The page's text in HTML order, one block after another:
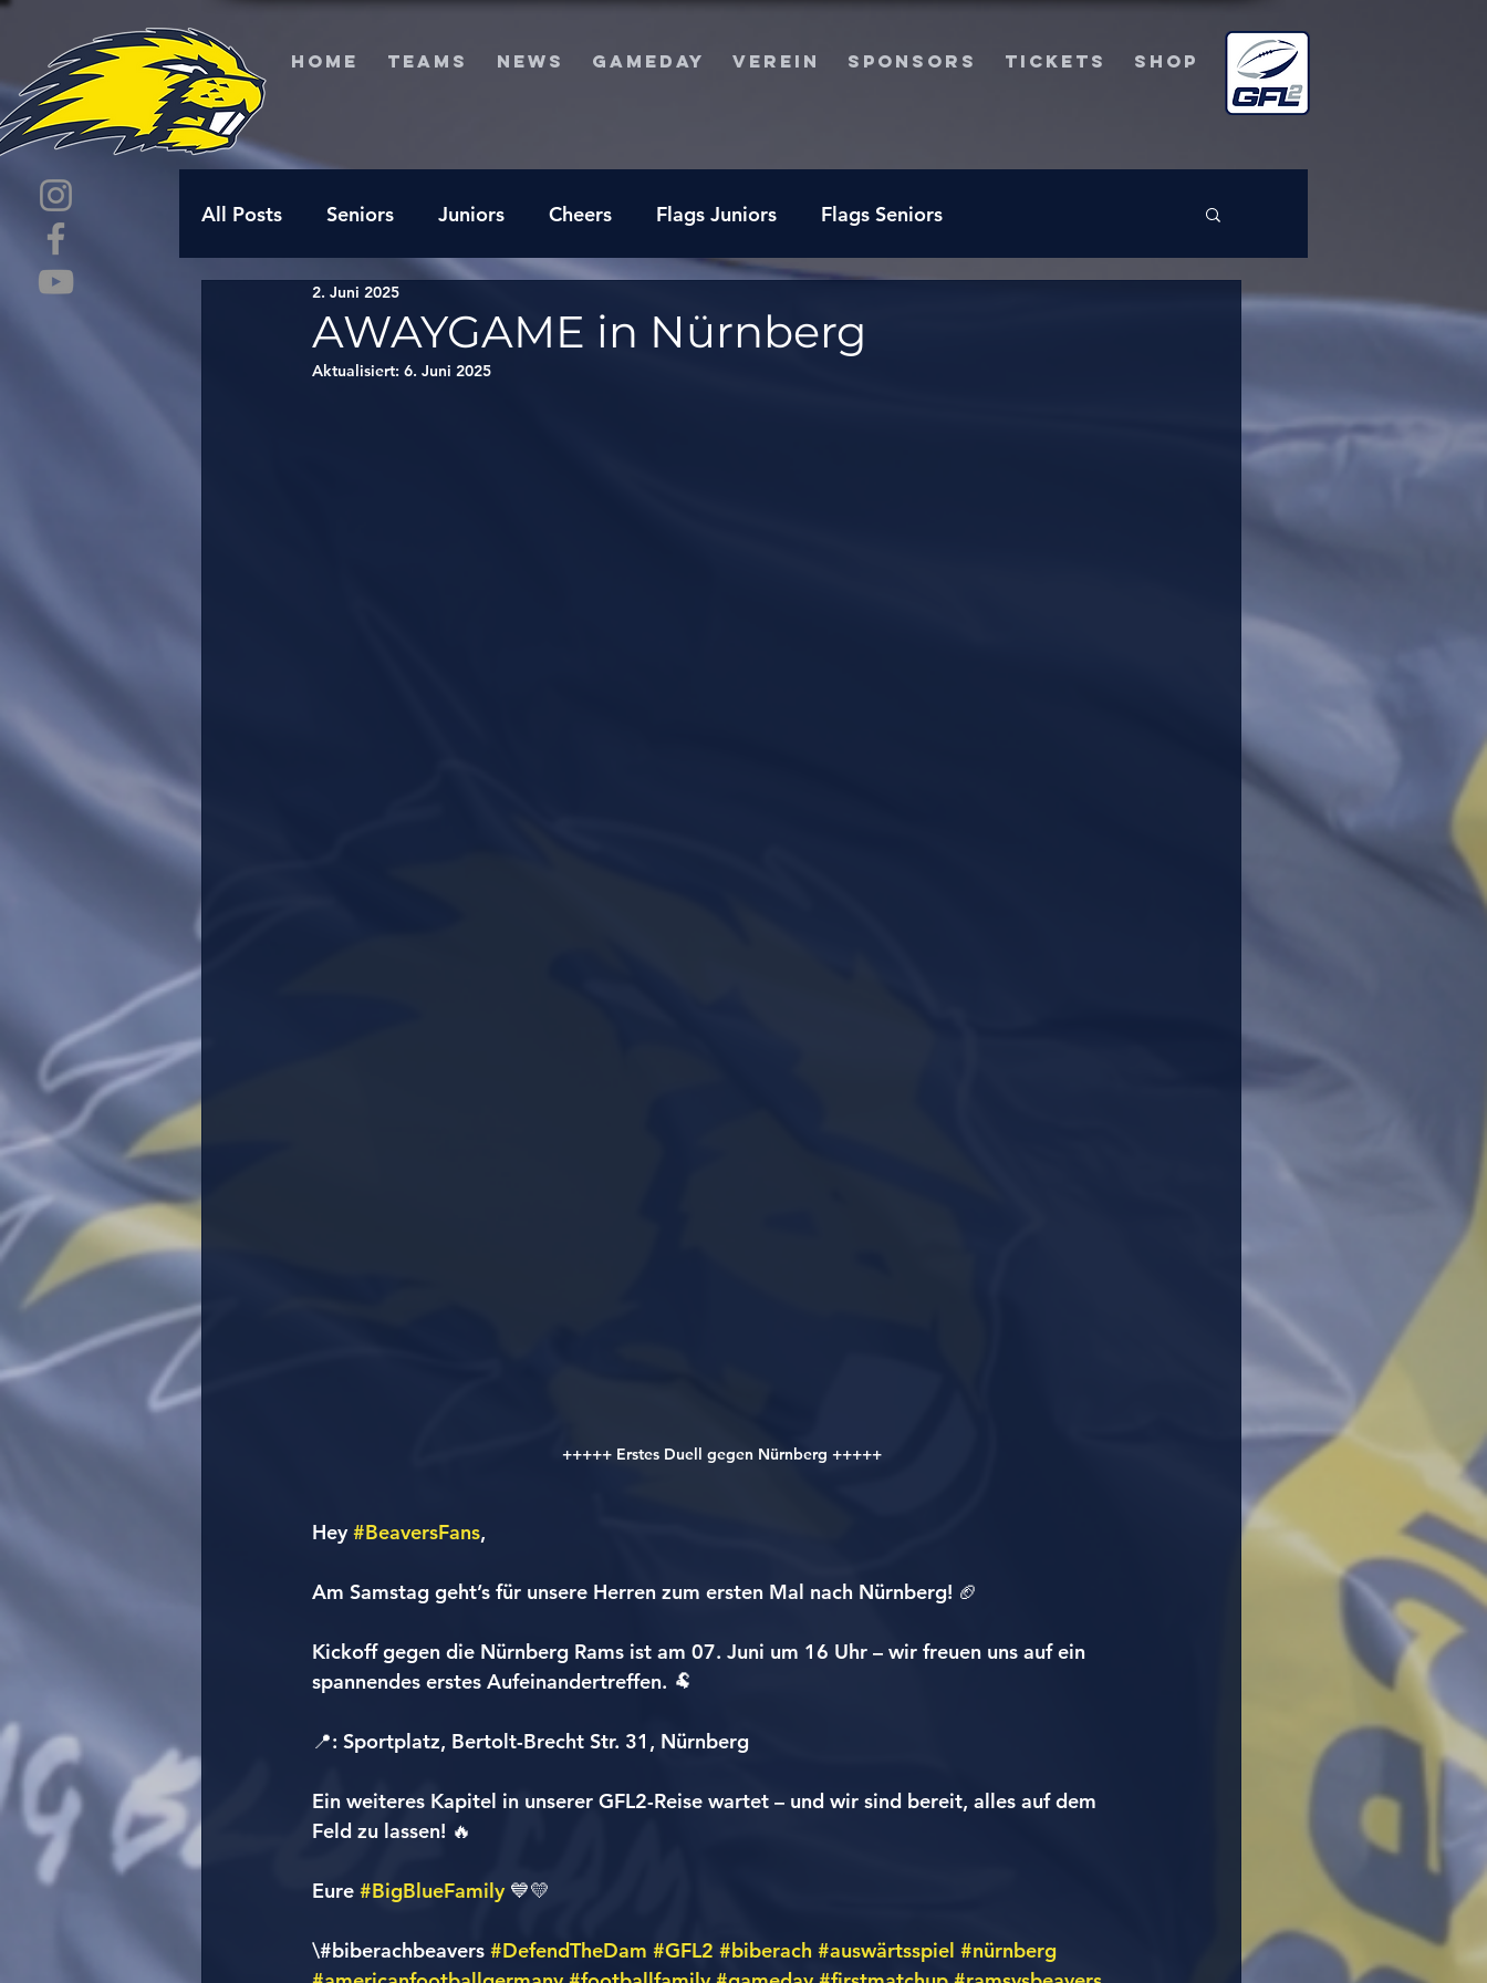
HOME TEAMS NEWS GAMEDAY VEREIN SPONSORS TICKETS SHOP
All Posts Seniors Juniors Cheers Flags Juniors Flags Seniors
AWAYGAME in Nürnberg
2. Juni 2025
Aktualisiert: 6. Juni 2025
+++++ Erstes Duell gegen Nürnberg +++++
Hey #BeaversFans,
Am Samstag geht’s für unsere Herren zum ersten Mal nach Nürnberg! 🏈
Kickoff gegen die Nürnberg Rams ist am 07. Juni um 16 Uhr – wir freuen uns auf ein
spannendes erstes Aufeinandertreffen. 🐏
📍: Sportplatz, Bertolt-Brecht Str. 31, Nürnberg
Ein weiteres Kapitel in unserer GFL2-Reise wartet – und wir sind bereit, alles auf dem
Feld zu lassen! 🔥
Eure #BigBlueFamily 💙💛
\#biberachbeavers #DefendTheDam #GFL2 #biberach #auswärtsspiel #nürnberg